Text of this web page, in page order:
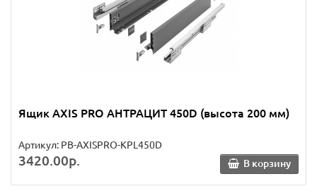
Ящик AXIS PRO АНТРАЦИТ 450D (высота 200 мм)
Артикул: PB-AXISPRO-KPL450D
3420.00р. В корзину